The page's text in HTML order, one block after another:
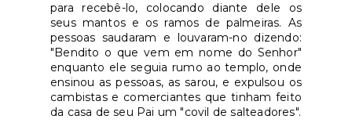
para recebê-lo, colocando diante dele os
seus mantos e os ramos de palmeiras. As
pessoas saudaram e louvaram-no dizendo:
"Bendito o que vem em nome do Senhor"
enquanto ele seguia rumo ao templo, onde
ensinou as pessoas, as sarou, e expulsou os
cambistas e comerciantes que tinham feito
da casa de seu Pai um "covil de salteadores".